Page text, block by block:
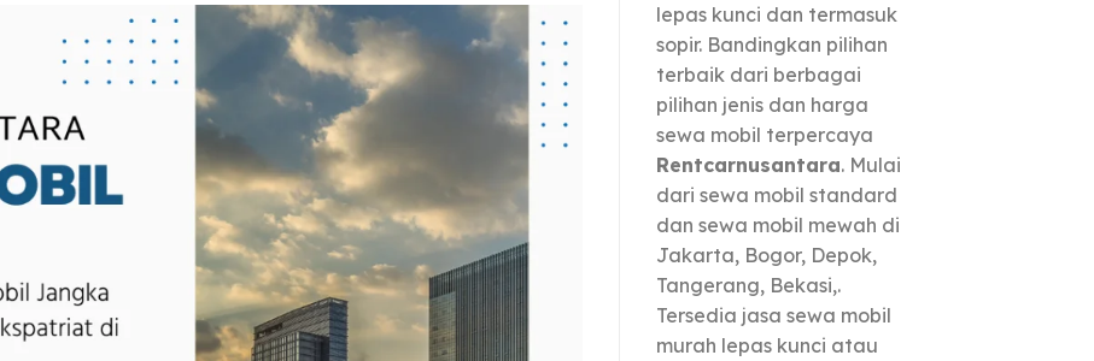
lepas kunci dan termasuk
sopir. Bandingkan pilihan
terbaik dari berbagai
pilihan jenis dan harga
sewa mobil terpercaya
Rentcarnusantara. Mulai
dari sewa mobil standard
dan sewa mobil mewah di
Jakarta, Bogor, Depok,
Tangerang, Bekasi,.
Tersedia jasa sewa mobil
murah lepas kunci atau